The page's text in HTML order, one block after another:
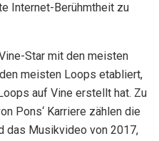
Internet-Berühmtheit zu
Star mit den meisten
meisten Loops etabliert,
auf Vine erstellt hat. Zu
Pons‘ Karriere zählen die
das Musikvideo von 2017,